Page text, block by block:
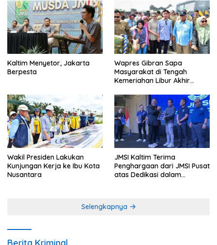
Kaltim Menyetor, Jakarta
Berpesta
Wapres Gibran Sapa
Masyarakat di Tengah
Kemeriahan Libur Akhir
Wakil Presiden Lakukan
Kunjungan Kerja ke Ibu Kota
Nusantara
JMSI Kaltim Terima
Penghargaan dari JMSI Pusat
atas Dedikasi dalam
Selengkapnya